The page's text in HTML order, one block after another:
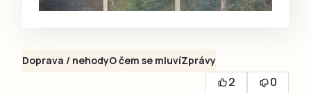
Doprava / nehodyO čem se mluvíZprávy
2
0